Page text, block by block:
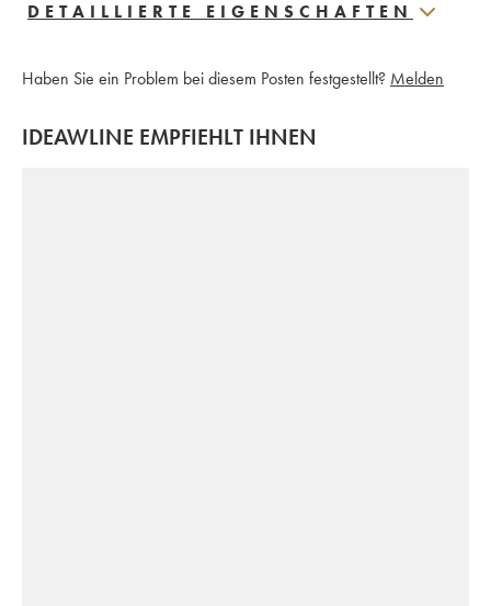
DETAILLIERTE EIGENSCHAFTEN
Haben Sie ein Problem bei diesem Posten festgestellt? Melden
IDEAWLINE EMPFIEHLT IHNEN